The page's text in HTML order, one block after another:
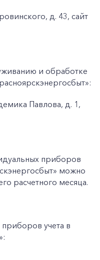
д. 43, сайт
и обработке
Павлова, д. 1,
приборов
можно
расчетного месяца.
учета в